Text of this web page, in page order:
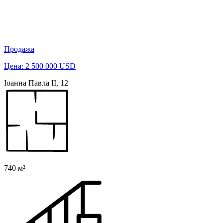
Продажа
Цена: 2 500 000 USD
Іоанна Павла ІІ, 12
740 м²